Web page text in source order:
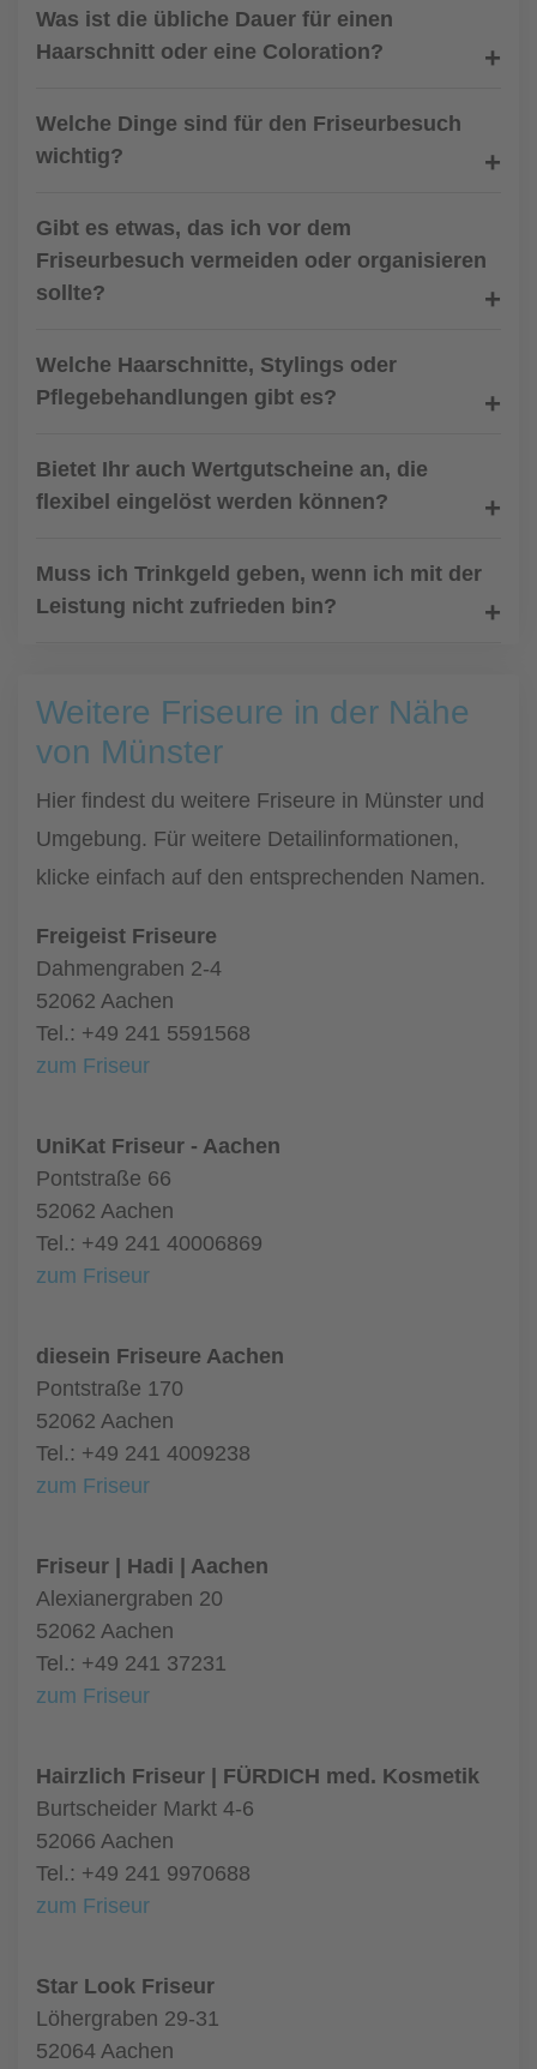
Was ist die übliche Dauer für einen
Haarschnitt oder eine Coloration?
Welche Dinge sind für den Friseurbesuch
wichtig?
Gibt es etwas, das ich vor dem
Friseurbesuch vermeiden oder organisieren
sollte?
Welche Haarschnitte, Stylings oder
Pflegebehandlungen gibt es?
Bietet Ihr auch Wertgutscheine an, die
flexibel eingelöst werden können?
Muss ich Trinkgeld geben, wenn ich mit der
Leistung nicht zufrieden bin?
Weitere Friseure in der Nähe
von Münster
Hier findest du weitere Friseure in Münster und
Umgebung. Für weitere Detailinformationen,
klicke einfach auf den entsprechenden Namen.
Freigeist Friseure
Dahmengraben 2-4
52062 Aachen
Tel.: +49 241 5591568
zum Friseur
UniKat Friseur - Aachen
Pontstraße 66
52062 Aachen
Tel.: +49 241 40006869
zum Friseur
diesein Friseure Aachen
Pontstraße 170
52062 Aachen
Tel.: +49 241 4009238
zum Friseur
Friseur | Hadi | Aachen
Alexianergraben 20
52062 Aachen
Tel.: +49 241 37231
zum Friseur
Hairzlich Friseur | FÜRDICH med. Kosmetik
Burtscheider Markt 4-6
52066 Aachen
Tel.: +49 241 9970688
zum Friseur
Star Look Friseur
Löhergraben 29-31
52064 Aachen